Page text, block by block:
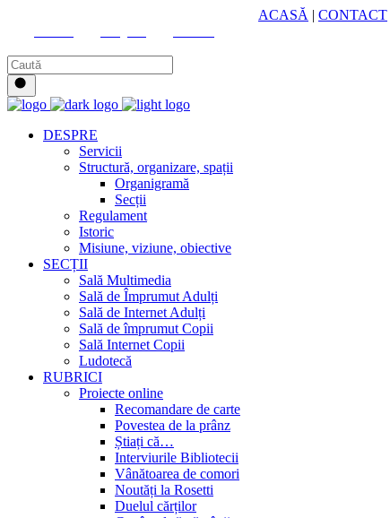
ACASĂ | CONTACT
DESPRE
Servicii
Structură, organizare, spații
Organigramă
Secții
Regulament
Istoric
Misiune, viziune, obiective
SECȚII
Sală Multimedia
Sală de Împrumut Adulți
Sală de Internet Adulți
Sală de împrumut Copii
Sală Internet Copii
Ludotecă
RUBRICI
Proiecte online
Recomandare de carte
Povestea de la prânz
Știați că…
Interviurile Bibliotecii
Vânătoarea de comori
Noutăți la Rosetti
Duelul cărților